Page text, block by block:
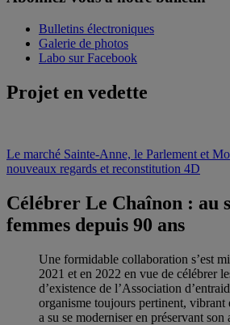
Bulletins électroniques
Galerie de photos
Labo sur Facebook
Projet en vedette
Le marché Sainte-Anne, le Parlement et
nouveaux regards et reconstitution 4D
Célébrer Le Chaînon : au
femmes depuis 90 ans
Une formidable collaboration s’est
2021 et en 2022 en vue de célébrer
d’existence de l’Association
organisme toujours pertinent, vibrant
a su se moderniser en préservant son